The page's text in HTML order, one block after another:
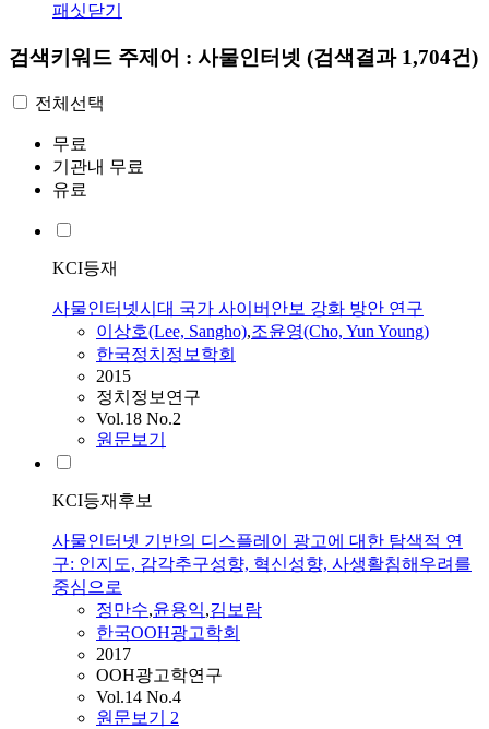
패싯닫기
검색키워드 주제어 : 사물인터넷 (검색결과 1,704건)
전체선택
무료
기관내 무료
유료
KCI등재
사물인터넷시대 국가 사이버안보 강화 방안 연구
이상호(Lee, Sangho),조윤영(Cho, Yun Young)
한국정치정보학회
2015
정치정보연구
Vol.18 No.2
원문보기
KCI등재후보
사물인터넷 기반의 디스플레이 광고에 대한 탐색적 연
구: 인지도, 감각추구성향, 혁신성향, 사생활침해우려를
중심으로
정만수,윤용익,김보람
한국OOH광고학회
2017
OOH광고학연구
Vol.14 No.4
원문보기 2